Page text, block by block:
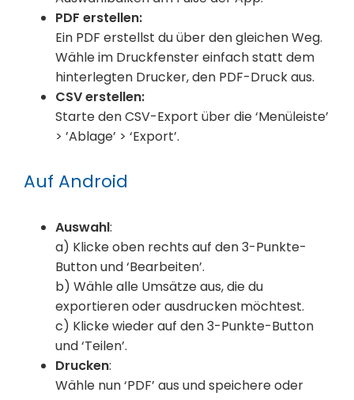
PDF erstellen:
Ein PDF erstellst du über den gleichen Weg.
Wähle im Druckfenster einfach statt dem
hinterlegten Drucker, den PDF-Druck aus.
CSV erstellen:
Starte den CSV-Export über die ‘Menüleiste’
> ’Ablage’ > ‘Export’.
Auf Android
Auswahl:
a) Klicke oben rechts auf den 3-Punkte-
Button und ‘Bearbeiten’.
b) Wähle alle Umsätze aus, die du
exportieren oder ausdrucken möchtest.
c) Klicke wieder auf den 3-Punkte-Button
und ‘Teilen’.
Drucken:
Wähle nun ‘PDF’ aus und speichere oder